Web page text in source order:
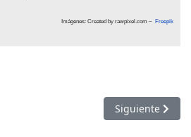
Imágenes: Created by rawpixel.com ~ Freepik
ser felices nos hace infelices
Artículo
Siguiente